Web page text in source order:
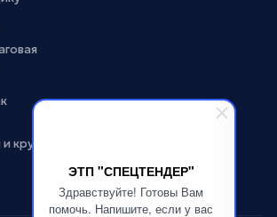
ЭТП "СПЕЦТЕНДЕР"
Здравствуйте! Готовы Вам
помочь. Напишите, если у вас
крупным